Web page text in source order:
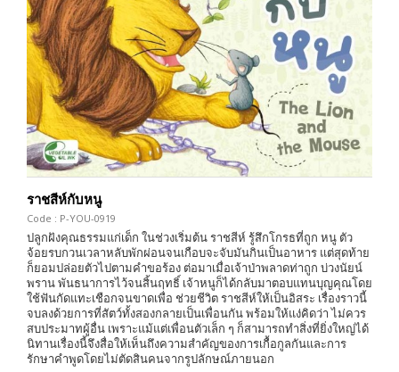
ราชสีห์กับหนู
Code : P-YOU-0919
ปลูกฝังคุณธรรมแก่เด็ก ในช่วงเริ่มต้น ราชสีห์ รู้สึกโกรธที่ถูก หนู ตัว
จ้อยรบกวนเวลาหลับพักผ่อนจนเกือบจะจับมันกินเป็นอาหาร แต่สุดท้าย
ก็ยอมปล่อยตัวไปตามคำขอร้อง ต่อมาเมื่อเจ้าป่าพลาดท่าถูก บ่วงนัยน์
พราน พันธนาการไว้จนสิ้นฤทธิ์ เจ้าหนูก็ได้กลับมาตอบแทนบุญคุณโดย
ใช้ฟันกัดแทะเชือกจนขาดเพื่อ ช่วยชีวิต ราชสีห์ให้เป็นอิสระ เรื่องราวนี้
จบลงด้วยการที่สัตว์ทั้งสองกลายเป็นเพื่อนกัน พร้อมให้แง่คิดว่า ไม่ควร
สบประมาทผู้อื่น เพราะแม้แต่เพื่อนตัวเล็ก ๆ ก็สามารถทำสิ่งที่ยิ่งใหญ่ได้
นิทานเรื่องนี้จึงสื่อให้เห็นถึงความสำคัญของการเกื้อกูลกันและการ
รักษาคำพูดโดยไม่ตัดสินคนจากรูปลักษณ์ภายนอก